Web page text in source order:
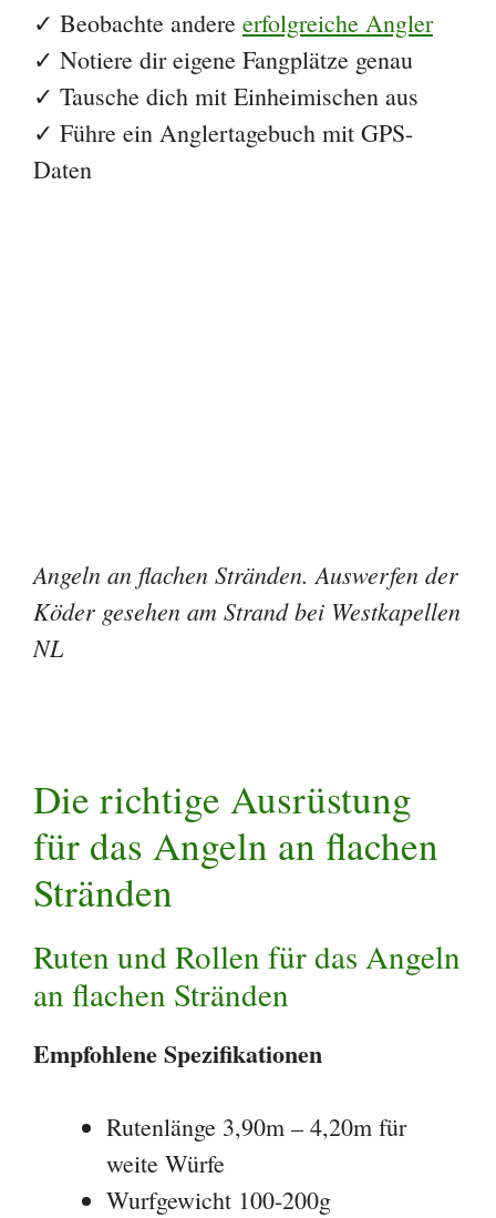
✓ Beobachte andere erfolgreiche Angler
✓ Notiere dir eigene Fangplätze genau
✓ Tausche dich mit Einheimischen aus
✓ Führe ein Anglertagebuch mit GPS-
Daten
Angeln an flachen Stränden. Auswerfen der
Köder gesehen am Strand bei Westkapellen
NL
Die richtige Ausrüstung
für das Angeln an flachen
Stränden
Ruten und Rollen für das Angeln
an flachen Stränden
Empfohlene Spezifikationen
Rutenlänge 3,90m – 4,20m für
weite Würfe
Wurfgewicht 100-200g